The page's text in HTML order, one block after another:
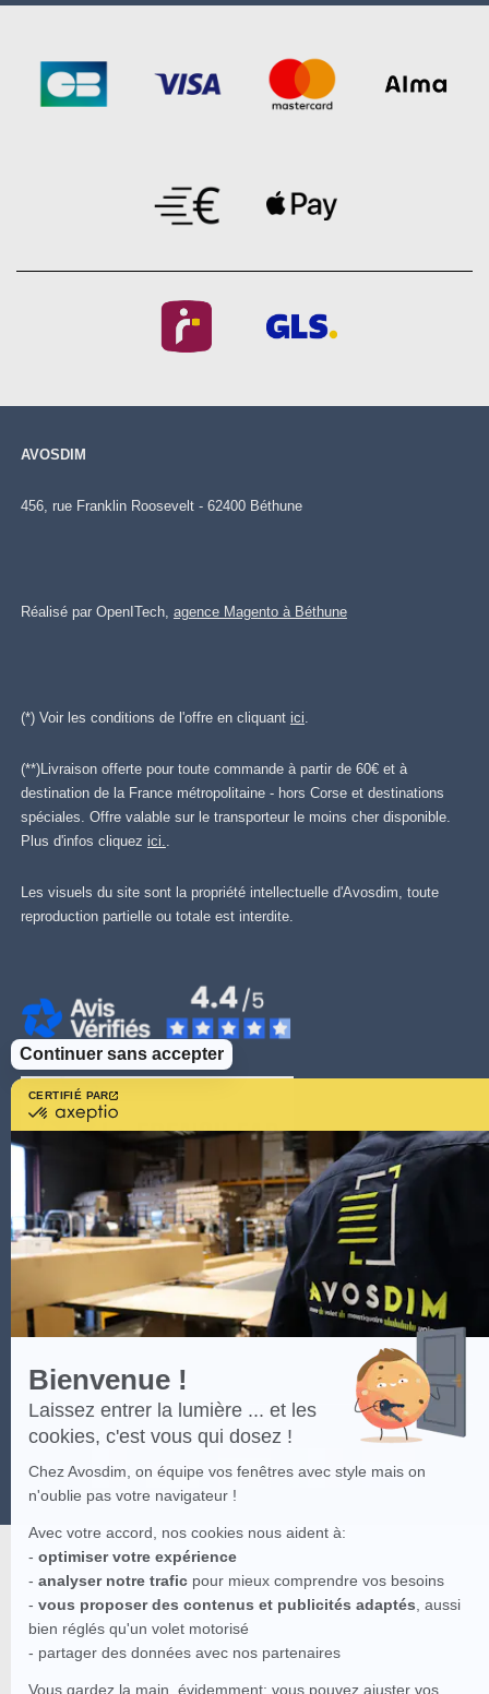
CERTIFIÉ PAR
savoir
plus
sur
Axeptio
Bienvenue !
Laissez entrer la lumière ... et les
cookies, c'est vous qui dosez !
Chez Avosdim, on équipe vos fenêtres avec style mais on
n'oublie pas votre navigateur !
Avec votre accord, nos cookies nous aident à:
- optimiser votre expérience
- analyser notre trafic pour mieux comprendre vos besoins
- vous proposer des contenus et publicités adaptés , aussi
bien réglés qu'un volet motorisé
- partager des données avec nos partenaires
Vous gardez la main, évidemment: vous pouvez ajuster vos
Continuer sans accepter
AVOSDIM
456, rue Franklin Roosevelt - 62400 Béthune
Réalisé par OpenITech, agence Magento à Béthune
(*) Voir les conditions de l'offre en cliquant ici
(**)Livraison offerte pour toute commande à partir de 60€ et à
destination de la France métropolitaine - hors Corse et destinations
spéciales. Offre valable sur le transporteur le moins cher disponible.
Plus d'infos cliquez ici.
Les visuels du site sont la propriété intellectuelle d'Avosdim, toute
reproduction partielle ou totale est interdite.